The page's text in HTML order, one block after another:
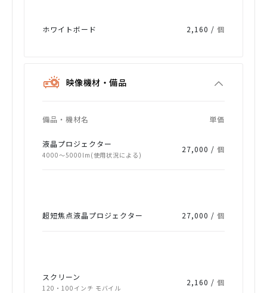
ホワイトボード 2,160 /個
映像機材・備品
備品・機材名 単価
液晶プロジェクター
4000～5000lm(使用状況による)
27,000 /個
超短焦点液晶プロジェクター 27,000 /個
スクリーン
120・100インチ モバイル
2,160 /個